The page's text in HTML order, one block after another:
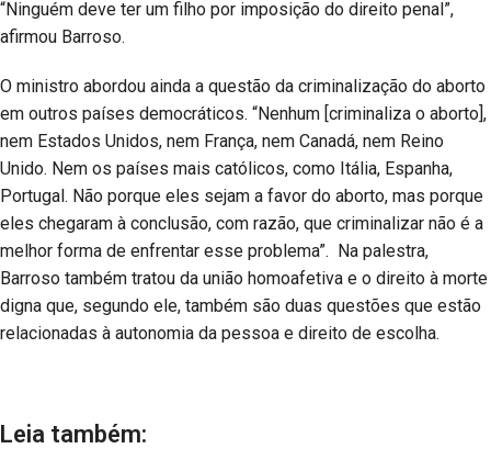
“Ninguém deve ter um filho por imposição do direito penal”,
afirmou Barroso.
O ministro abordou ainda a questão da criminalização do aborto
em outros países democráticos. “Nenhum [criminaliza o aborto],
nem Estados Unidos, nem França, nem Canadá, nem Reino
Unido. Nem os países mais católicos, como Itália, Espanha,
Portugal. Não porque eles sejam a favor do aborto, mas porque
eles chegaram à conclusão, com razão, que criminalizar não é a
melhor forma de enfrentar esse problema”. Na palestra,
Barroso também tratou da união homoafetiva e o direito à morte
digna que, segundo ele, também são duas questões que estão
relacionadas à autonomia da pessoa e direito de escolha.
Leia também: